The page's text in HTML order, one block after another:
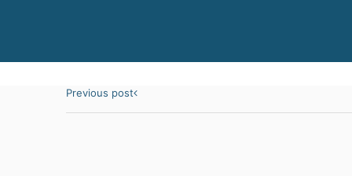
Previous post